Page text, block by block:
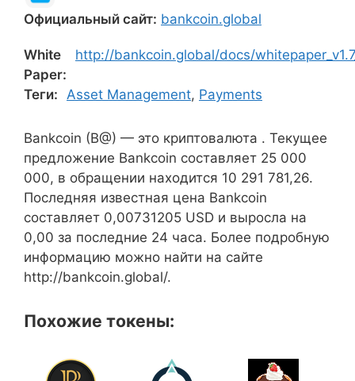
Официальный сайт: bankcoin.global
White
Paper:
http://bankcoin.global/docs/
Теги: Asset Management, Payments
Bankcoin (B@) — это криптовалюта . Текущее
предложение Bankcoin составляет 25 000
000, в обращении находится 10 291 781,26.
Последняя известная цена Bankcoin
составляет 0,00731205 USD и выросла на
0,00 за последние 24 часа. Более подробную
информацию можно найти на сайте
http://bankcoin.global/.
Похожие токены: